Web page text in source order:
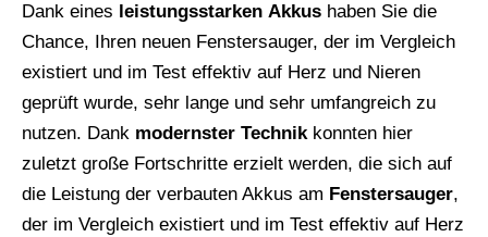
Dank eines leistungsstarken Akkus haben Sie die
Chance, Ihren neuen Fenstersauger, der im Vergleich
existiert und im Test effektiv auf Herz und Nieren
geprüft wurde, sehr lange und sehr umfangreich zu
nutzen. Dank modernster Technikkonnten hier
zuletzt große Fortschritte erzielt werden, die sich auf
die Leistung der verbauten Akkus am Fenstersauger,
der im Vergleich existiert und im Test effektiv auf Herz